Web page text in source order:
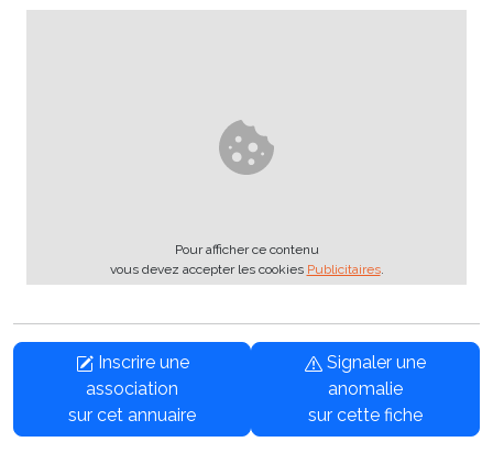
Pour afficher ce contenu
vous devez accepter les cookies Publicitaires.
Inscrire une
association
sur cet annuaire
Signaler une
anomalie
sur cette fiche